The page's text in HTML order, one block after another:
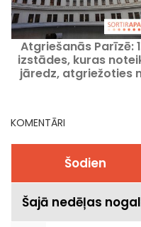
Atgriešanās Parīzē:
izstādes, kuras
jāredz, atgriežoties
KOMENTĀRI
Šodien
Šajā nedēļas